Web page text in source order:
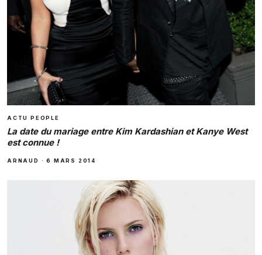
ACTU PEOPLE
La date du mariage entre Kim Kardashian et Kanye West
est connue !
ARNAUD ·6 MARS 2014